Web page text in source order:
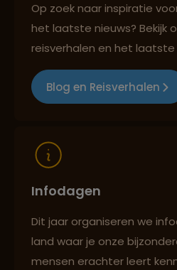
Reizen met oog voor
Op zoek naar inspiratie
het laatste nieuws? Bekijk
reisverhalen en het laatste
Blog en Reisverhalen
Infodagen
Dit jaar organiseren we
land waar je onze
mensen erachter leert